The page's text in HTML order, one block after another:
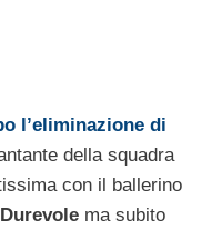
l’eliminazione di
della squadra
con il ballerino
ma subito